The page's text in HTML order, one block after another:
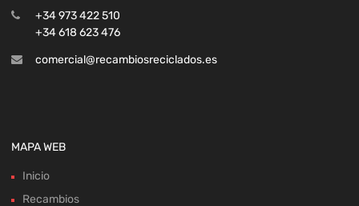
+34 973 422 510
+34 618 623 476
comercial@recambiosreciclados.es
MAPA WEB
Inicio
Recambios